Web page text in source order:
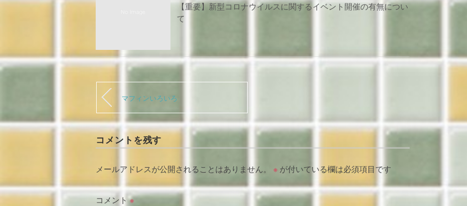
【重要】新型コロナウイルスに関するイベント開催の有無につい
て
マフィンいろいろ
コメントを残す
メールアドレスが公開されることはありません。 ※ が付いている欄は必須項目です
コメント※